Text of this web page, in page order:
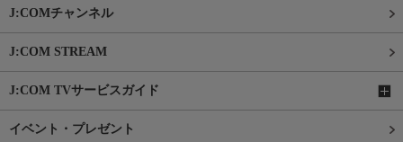
J:COMチャンネル
J:COM STREAM
J:COM TVサービスガイド
イベント・プレゼント